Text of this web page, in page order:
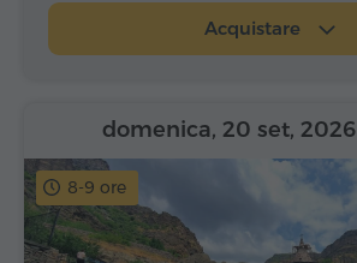
Acquistare
8-9 ore
domenica, 20 set, 2026